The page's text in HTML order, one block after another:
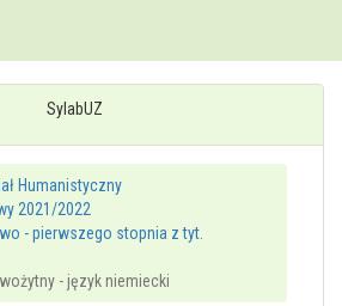
SylabUZ
Humanistyczny
2021/2022
- pierwszego stopnia z tyt.
- język niemiecki